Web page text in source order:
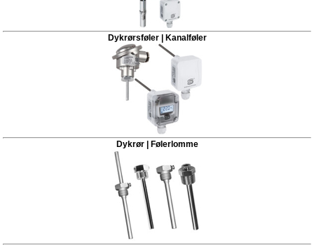
Dykrørsføler | Kanalføler
Dykrør | Følerlomme